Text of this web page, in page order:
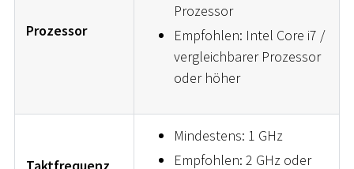
Prozessor
Prozessor
Empfohlen: Intel Core i7 /
vergleichbarer Prozessor
oder höher
Mindestens: 1 GHz
Empfohlen: 2 GHz oder